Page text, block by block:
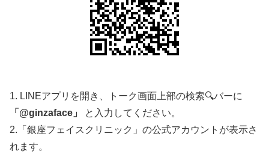
1. LINEアプリを開き、トーク画面上部の検索🔍バーに
「@ginzaface」
と入力してください。
2.「銀座フェイスクリニック」の公式アカウントが表示さ
れます。